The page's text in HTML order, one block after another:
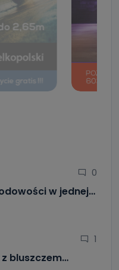
0
w jednej…
1
bluszczem…